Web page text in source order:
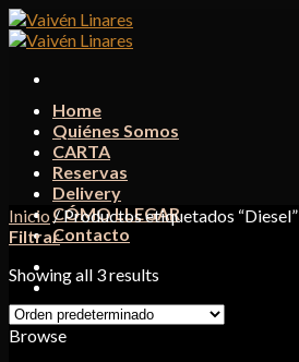
Skip
to
Home
Quiénes Somos
CARTA
Reservas
Delivery
CÓMO LLEGAR
Contacto
Inicio /Productos etiquetados “Diesel”
Filtrar
Showing all 3 results
Browse